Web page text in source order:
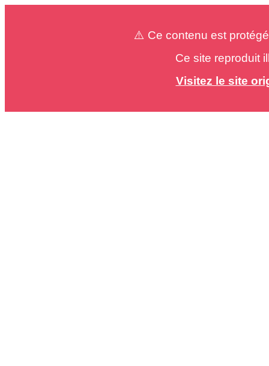
⚠️ Ce contenu est
Ce site reproduit
Visitez le site